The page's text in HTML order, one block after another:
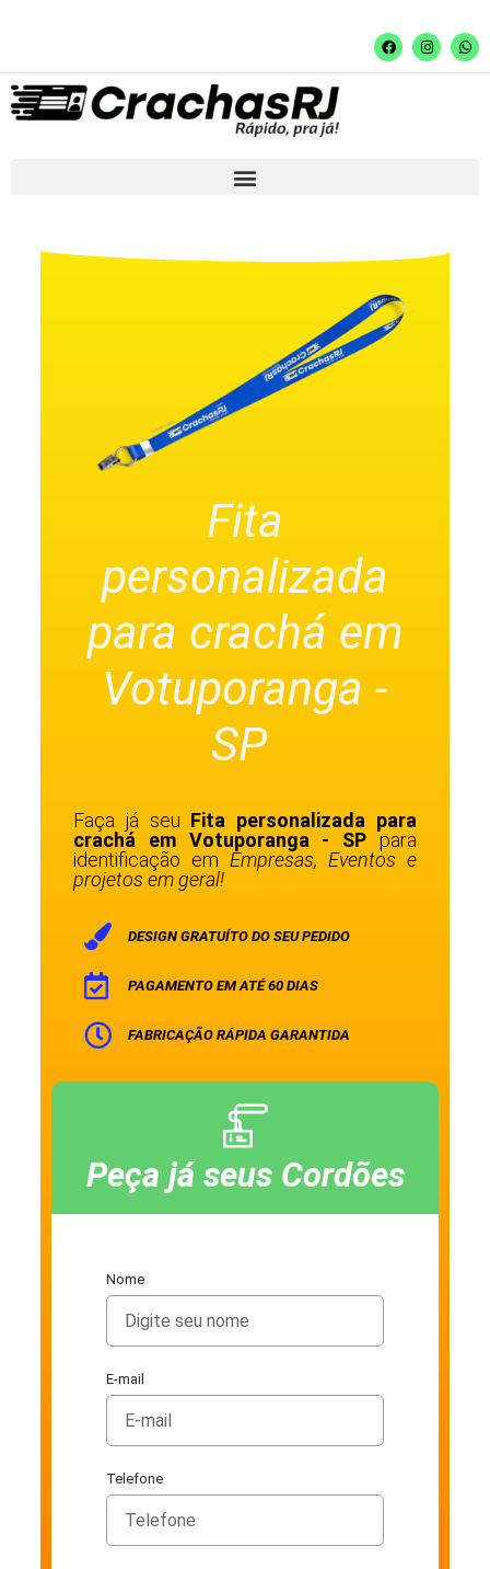
Fita
personalizada
para crachá em
Votuporanga -
SP
Faça já seu Fita personalizada para
crachá em Votuporanga - SP para
identificação em Empresas, Eventos e
projetos em geral!
DESIGN GRATUÍTO DO SEU PEDIDO
PAGAMENTO EM ATÉ 60 DIAS
FABRICAÇÃO RÁPIDA GARANTIDA
Peça já seus Cordões
Nome
E-mail
Telefone